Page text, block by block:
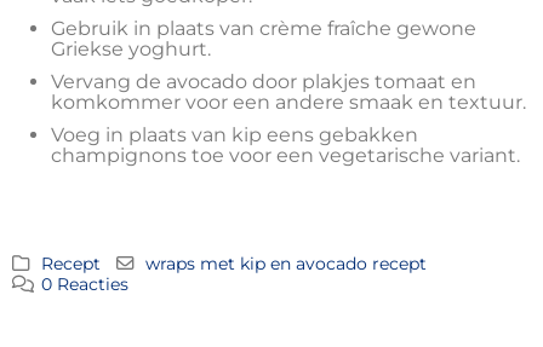
Gebruik in plaats van crème fraîche gewone
Griekse yoghurt.
Vervang de avocado door plakjes tomaat en
komkommer voor een andere smaak en textuur.
Voeg in plaats van kip eens gebakken
champignons toe voor een vegetarische variant.
Recept
wraps met kip en avocado recept
0 Reacties